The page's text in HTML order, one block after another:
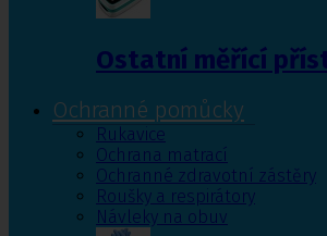
Ostatní měřící
Ochranné pomůcky
Rukavice
Ochrana matrací
Ochranné zdravotní zástěry
Roušky a respirátory
Návleky na obuv